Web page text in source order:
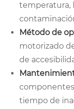
temperatura,
Método de
motorizado
de
tiempo de